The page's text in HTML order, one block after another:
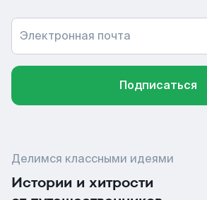
Электронная почта
Подписаться
Делимся классными идеями
Истории и хитрости